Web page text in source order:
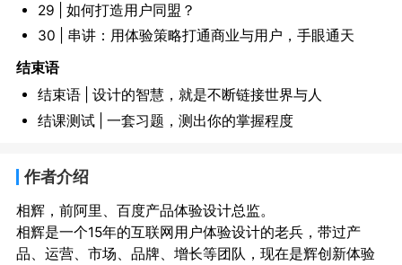
29 | 如何打造用户同盟？
30 | 串讲：用体验策略打通商业与用户，手眼通天
结束语
结束语 | 设计的智慧，就是不断链接世界与人
结课测试 | 一套习题，测出你的掌握程度
作者介绍
相辉，前阿里、百度产品体验设计总监。
相辉是一个15年的互联网用户体验设计的老兵，带过产
品、运营、市场、品牌、增长等团队，现在是辉创新体验